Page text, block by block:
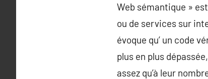
Web sémantique »
ou de services sur
évoque qu’ un code
plus en plus
assez qu’à leur